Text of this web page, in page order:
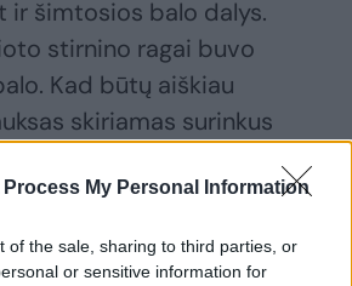
Process My Personal Information
of the sale, sharing to third parties, or
or sensitive information for
ir šimtosios balo dalys.
stirnino ragai buvo
Kad būtų aiškiau
skiriamas surinkus
medžiotojo pasiektas
Petras Kulikauskas. Ir tas